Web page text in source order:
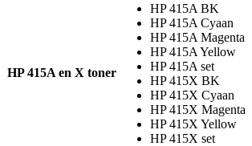
HP 415A en X toner
HP 415A BK
HP 415A Cyaan
HP 415A Magenta
HP 415A Yellow
HP 415A set
HP 415X BK
HP 415X Cyaan
HP 415X Magenta
HP 415X Yellow
HP 415X set